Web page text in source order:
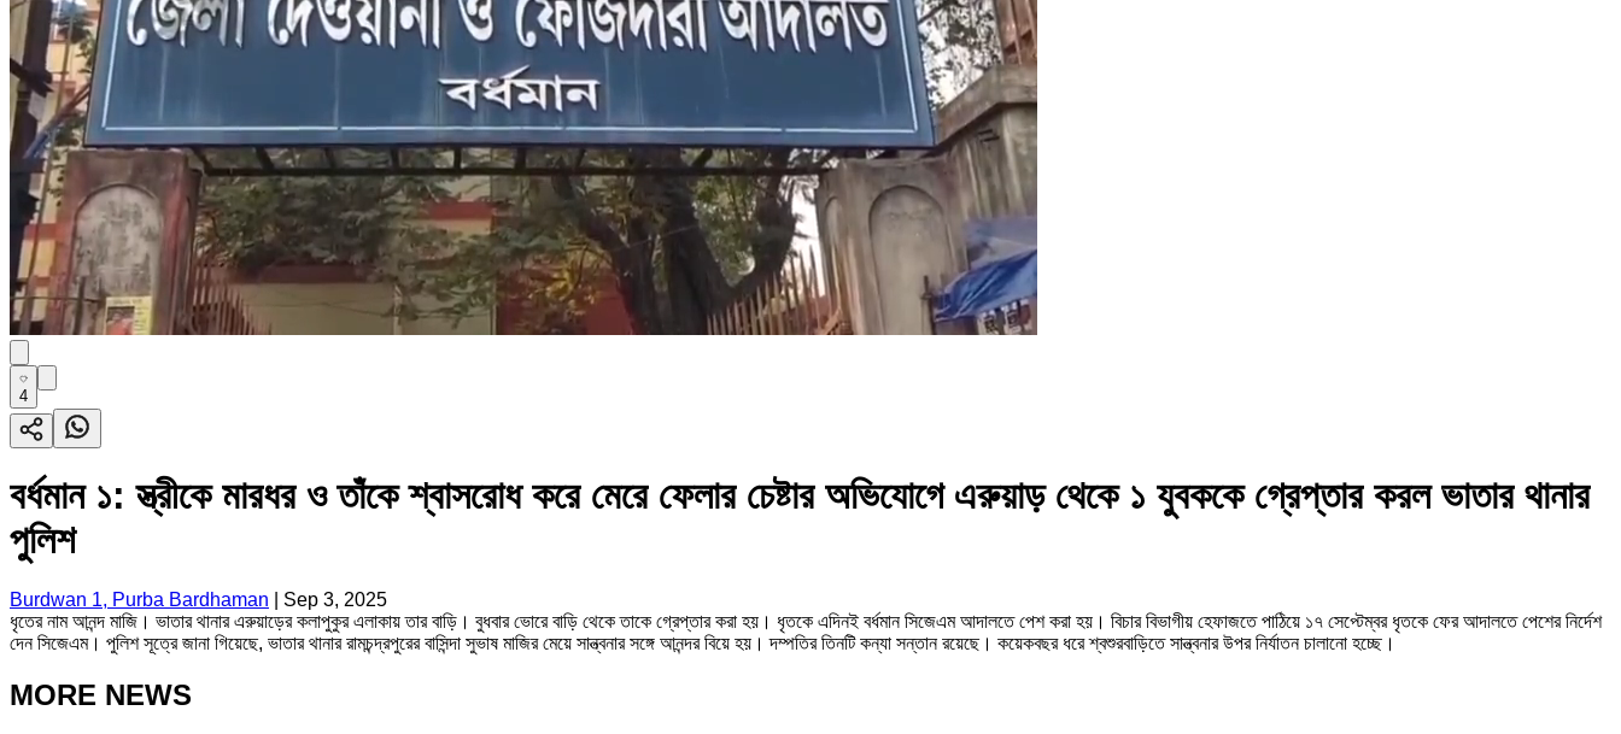
4
বর্ধমান ১: স্ত্রীকে মারধর ও তাঁকে শ্বাসরোধ করে মেরে ফেলার চেষ্টার অভিযোগে এরুয়াড় থেকে ১ যুবককে গ্রেপ্তার করল ভাতার থানার
পুলিশ
Burdwan 1, Purba Bardhaman
Sep 3, 2025
ধৃতের নাম আনন্দ মাজি। ভাতার থানার এরুয়াড়ের কলাপুকুর এলাকায় তার বাড়ি। বুধবার ভোরে বাড়ি থেকে তাকে গ্রেপ্তার করা হয়। ধৃতকে এদিনই বর্ধমান সিজেএম আদালতে পেশ করা হয়। বিচার বিভাগীয় হেফাজতে পাঠিয়ে ১৭ সেপ্টেম্বর ধৃতকে ফের আদালতে পেশের নির্দেশ
দেন সিজেএম। পুলিশ সূত্রে জানা গিয়েছে, ভাতার থানার রামচন্দ্রপুরের বাসিন্দা সুভাষ মাজির মেয়ে সান্ত্বনার সঙ্গে আনন্দর বিয়ে হয়। দম্পতির তিনটি কন্যা সন্তান রয়েছে। কয়েকবছর ধরে শ্বশুরবাড়িতে সান্ত্বনার উপর নির্যাতন চালানো হচ্ছে।
MORE NEWS